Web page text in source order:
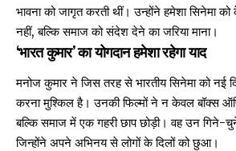
भावना को जागृत करती थीं। उन्होंने हमेशा सिनेमा
नहीं, बल्कि समाज को संदेश देने का जरिया माना।
‘भारत कुमार’ का योगदान हमेशा रहेगा याद
मनोज कुमारने जिस तरह से भारतीय सिनेमा को नई
करना मुश्किल है। उनकी फिल्मों ने न केवल बॉक्स
बल्कि समाज में एक गहरी छाप छोड़ी। वह उन गिने-
जिन्होंने अपने अभिनय से लोगों के दिलों को छुआ।